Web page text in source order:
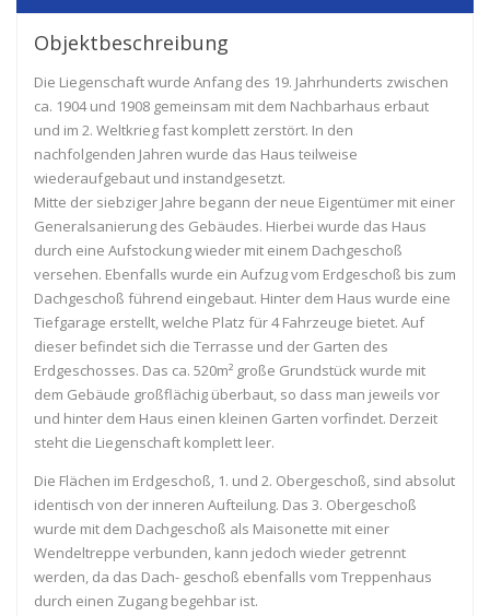
Objektbeschreibung
Die Liegenschaft wurde Anfang des 19. Jahrhunderts zwischen
ca. 1904 und 1908 gemeinsam mit dem Nachbarhaus erbaut
und im 2. Weltkrieg fast komplett zerstört. In den
nachfolgenden Jahren wurde das Haus teilweise
wiederaufgebaut und instandgesetzt.
Mitte der siebziger Jahre begann der neue Eigentümer mit einer
Generalsanierung des Gebäudes. Hierbei wurde das Haus
durch eine Aufstockung wieder mit einem Dachgeschoß
versehen. Ebenfalls wurde ein Aufzug vom Erdgeschoß bis zum
Dachgeschoß führend eingebaut. Hinter dem Haus wurde eine
Tiefgarage erstellt, welche Platz für 4 Fahrzeuge bietet. Auf
dieser befindet sich die Terrasse und der Garten des
Erdgeschosses. Das ca. 520m² große Grundstück wurde mit
dem Gebäude großflächig überbaut, so dass man jeweils vor
und hinter dem Haus einen kleinen Garten vorfindet. Derzeit
steht die Liegenschaft komplett leer.
Die Flächen im Erdgeschoß, 1. und 2. Obergeschoß, sind absolut
identisch von der inneren Aufteilung. Das 3. Obergeschoß
wurde mit dem Dachgeschoß als Maisonette mit einer
Wendeltreppe verbunden, kann jedoch wieder getrennt
werden, da das Dach- geschoß ebenfalls vom Treppenhaus
durch einen Zugang begehbar ist.